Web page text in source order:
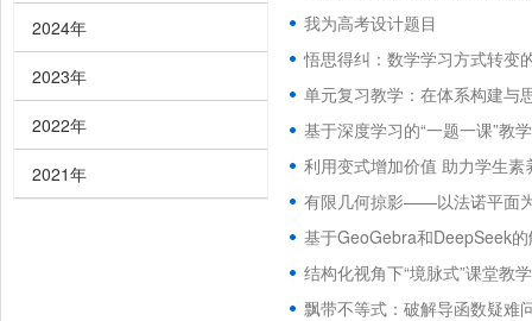
2024年
2023年
2022年
2021年
我为高考设计题目
悟思得纠：数学学习方式转变
单元复习教学：在体系构建与
基于深度学习的“一题一课”教
利用变式增加价值 助力学生素
有限几何掠影——以法诺平面
基于GeoGebra和DeepSeek
结构化视角下“境脉式”课堂教
飘带不等式：破解导函数疑难